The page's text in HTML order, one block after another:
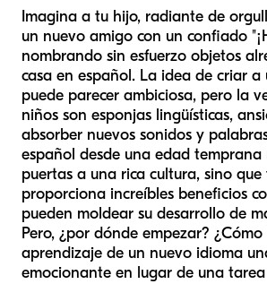
Imagina a tu hijo, radiante de
un nuevo amigo con un confiado
nombrando sin esfuerzo objetos
casa en español. La idea de criar
puede parecer ambiciosa, pero la
niños son esponjas lingüísticas,
absorber nuevos sonidos y
español desde una edad
puertas a una rica cultura, sino
proporciona increíbles beneficios
pueden moldear su desarrollo de
Pero, ¿por dónde empezar? ¿Cómo
aprendizaje de un nuevo idioma
emocionante en lugar de una